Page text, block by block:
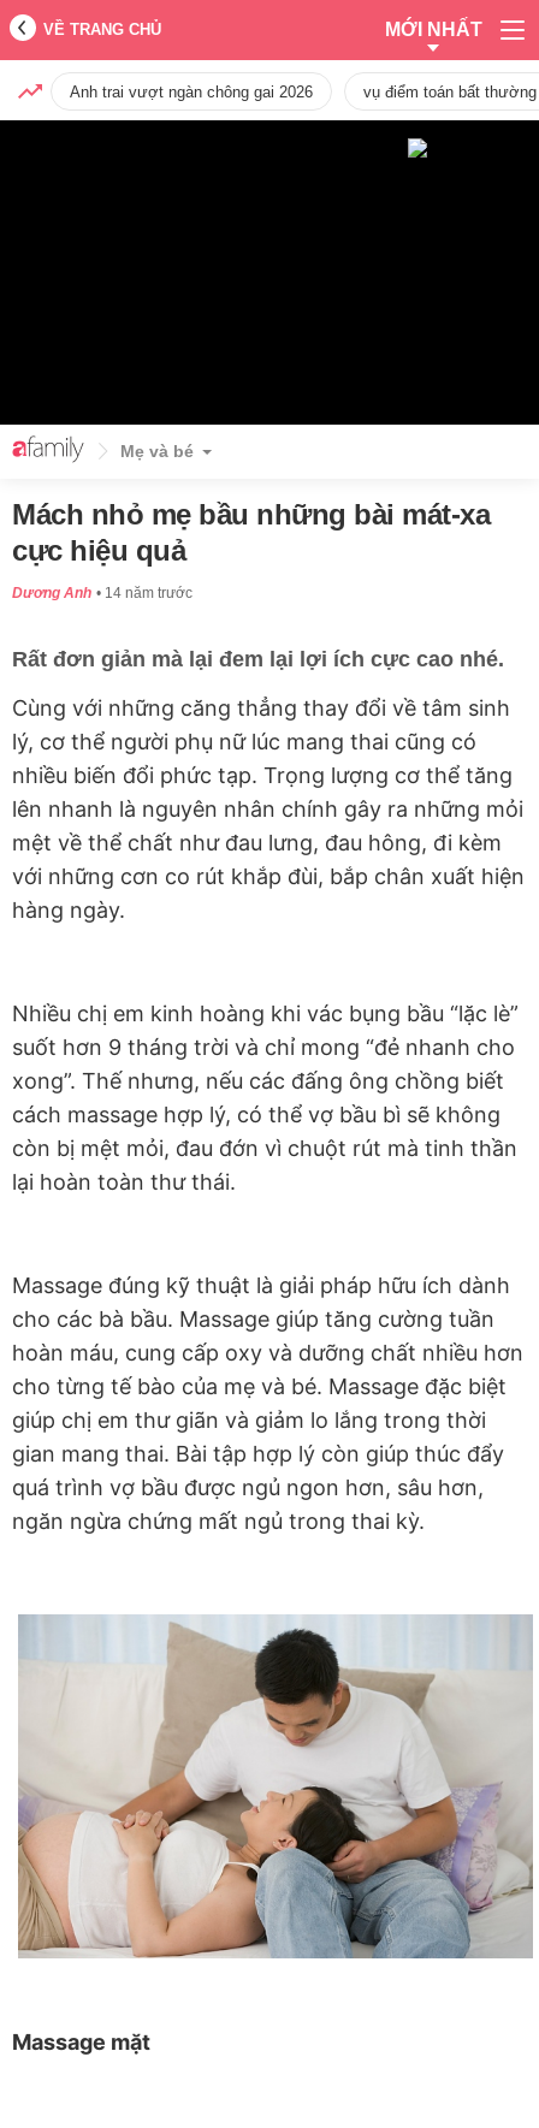
VỀ TRANG CHỦ MỚI NHẤT
Anh trai vượt ngàn chông gai 2026 vụ điểm toán bất
Mẹ và bé
Mách nhỏ mẹ bầu những bài mát-xa
cực hiệu quả
Dương Anh 14 năm trước
Rất đơn giản mà lại đem lại lợi ích cực cao nhé.
Cùng với những căng thẳng thay đổi về tâm sinh
lý, cơ thể người phụ nữ lúc mang thai cũng có
nhiều biến đổi phức tạp. Trọng lượng cơ thể tăng
lên nhanh là nguyên nhân chính gây ra những mỏi
mệt về thể chất như đau lưng, đau hông, đi kèm
với những cơn co rút khắp đùi, bắp chân xuất hiện
hàng ngày.
Nhiều chị em kinh hoàng khi vác bụng bầu “lặc lè”
suốt hơn 9 tháng trời và chỉ mong “đẻ nhanh cho
xong”. Thế nhưng, nếu các đấng ông chồng biết
cách massage hợp lý, có thể vợ bầu bì sẽ không
còn bị mệt mỏi, đau đớn vì chuột rút mà tinh thần
lại hoàn toàn thư thái.
Massage đúng kỹ thuật là giải pháp hữu ích dành
cho các bà bầu. Massage giúp tăng cường tuần
hoàn máu, cung cấp oxy và dưỡng chất nhiều hơn
cho từng tế bào của mẹ và bé. Massage đặc biệt
giúp chị em thư giãn và giảm lo lắng trong thời
gian mang thai. Bài tập hợp lý còn giúp thúc đẩy
quá trình vợ bầu được ngủ ngon hơn, sâu hơn,
ngăn ngừa chứng mất ngủ trong thai kỳ.
Massage mặt